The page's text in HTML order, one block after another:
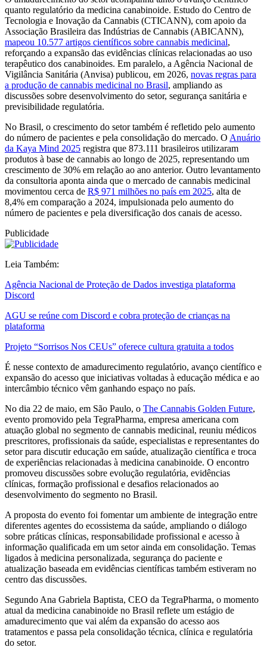
quanto regulatório da medicina canabinoide. Estudo do Centro de
Tecnologia e Inovação da Cannabis (CTICANN), com apoio da
Associação Brasileira das Indústrias de Cannabis (ABICANN),
mapeou 10.577 artigos científicos sobre cannabis medicinal,
reforçando a expansão das evidências clínicas relacionadas ao uso
terapêutico dos canabinoides. Em paralelo, a Agência Nacional de
Vigilância Sanitária (Anvisa) publicou, em 2026, novas regras para
a produção de cannabis medicinal no Brasil, ampliando as
discussões sobre desenvolvimento do setor, segurança sanitária e
previsibilidade regulatória.
No Brasil, o crescimento do setor também é refletido pelo aumento
do número de pacientes e pela consolidação do mercado. O Anuário
da Kaya Mind 2025 registra que 873.111 brasileiros utilizaram
produtos à base de cannabis ao longo de 2025, representando um
crescimento de 30% em relação ao ano anterior. Outro levantamento
da consultoria aponta ainda que o mercado de cannabis medicinal
movimentou cerca de R$ 971 milhões no país em 2025, alta de
8,4% em comparação a 2024, impulsionada pelo aumento do
número de pacientes e pela diversificação dos canais de acesso.
Publicidade
Leia Também:
Agência Nacional de Proteção de Dados investiga plataforma
Discord
AGU se reúne com Discord e cobra proteção de crianças na
plataforma
Projeto “Sorrisos Nos CEUs” oferece cultura gratuita a todos
É nesse contexto de amadurecimento regulatório, avanço científico e
expansão do acesso que iniciativas voltadas à educação médica e ao
intercâmbio técnico vêm ganhando espaço no país.
No dia 22 de maio, em São Paulo, o The Cannabis Golden Future,
evento promovido pela TegraPharma, empresa americana com
atuação global no segmento de cannabis medicinal, reuniu médicos
prescritores, profissionais da saúde, especialistas e representantes do
setor para discutir educação em saúde, atualização científica e troca
de experiências relacionadas à medicina canabinoide. O encontro
promoveu discussões sobre evolução regulatória, evidências
clínicas, formação profissional e desafios relacionados ao
desenvolvimento do segmento no Brasil.
A proposta do evento foi fomentar um ambiente de integração entre
diferentes agentes do ecossistema da saúde, ampliando o diálogo
sobre práticas clínicas, responsabilidade profissional e acesso à
informação qualificada em um setor ainda em consolidação. Temas
ligados à medicina personalizada, segurança do paciente e
atualização baseada em evidências científicas também estiveram no
centro das discussões.
Segundo Ana Gabriela Baptista, CEO da TegraPharma, o momento
atual da medicina canabinoide no Brasil reflete um estágio de
amadurecimento que vai além da expansão do acesso aos
tratamentos e passa pela consolidação técnica, clínica e regulatória
do setor.